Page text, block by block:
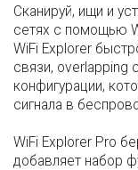
Сканируй, ищи и
сетях с помощью
WiFi Explorer
связи, overlapping
конфигурации,
сигнала в
WiFi Explorer Pro
добавляет набор